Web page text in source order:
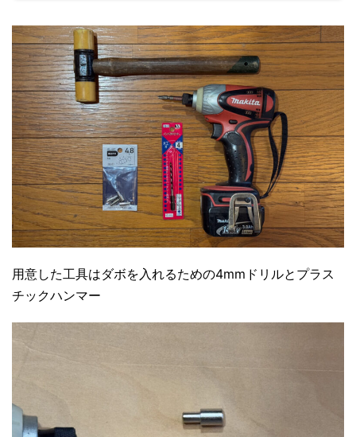
用意した工具はダボを入れるための4mmドリルとプラス
チックハンマー